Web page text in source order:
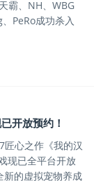
霸、NH、WBG
PeRo成功杀入
开放预约！
心之作《我的汉
现已全平台开放
新的虚拟宠物养成